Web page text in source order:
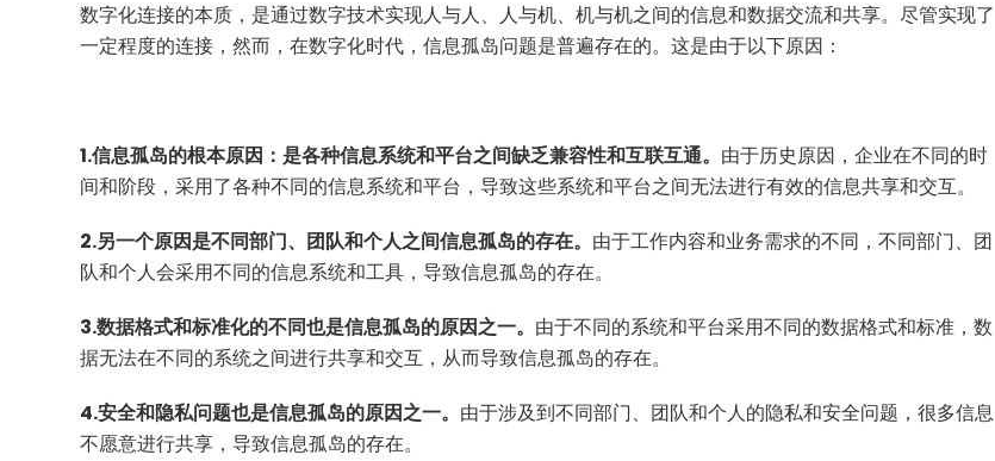
数字化连接的本质，是通过数字技术实现人与人、人与机、机与机之间的信息和数据交流和共享。尽管实现了
一定程度的连接，然而，在数字化时代，信息孤岛问题是普遍存在的。这是由于以下原因：
1.信息孤岛的根本原因：是各种信息系统和平台之间缺乏兼容性和互联互通。 由于历史原因，企业在不同的时
间和阶段，采用了各种不同的信息系统和平台，导致这些系统和平台之间无法进行有效的信息共享和交互。
2.另一个原因是不同部门、团队和个人之间信息孤岛的存在。 由于工作内容和业务需求的不同，不同部门、团
队和个人会采用不同的信息系统和工具，导致信息孤岛的存在。
3.数据格式和标准化的不同也是信息孤岛的原因之一。 由于不同的系统和平台采用不同的数据格式和标准，数
据无法在不同的系统之间进行共享和交互，从而导致信息孤岛的存在。
4.安全和隐私问题也是信息孤岛的原因之一。 由于涉及到不同部门、团队和个人的隐私和安全问题，很多信息
不愿意进行共享，导致信息孤岛的存在。